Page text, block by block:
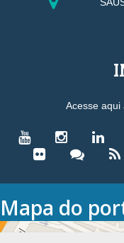
Acesse aqui
Mapa do
HOME